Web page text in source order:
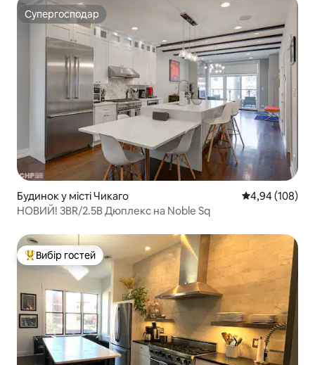
Супергосподар
Супергосподар
Будинок у місті Чикаго Середня
4,94 (108)
НОВИЙ! 3BR/2.5B Дюплекс на Noble Sq
Топ вибір гостей
Вибір гостей